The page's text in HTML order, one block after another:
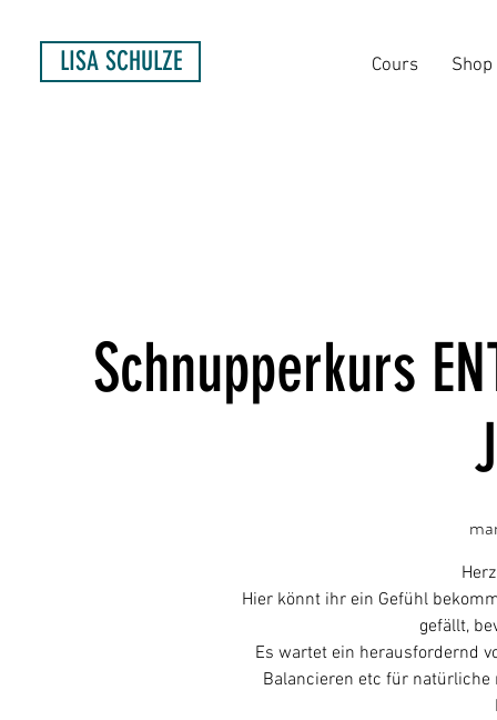
Cours Shop
LISA SCHULZE
Schnupperkurs
Hier könnt ihr ein Gefühl
gefällt,
Es wartet ein herausfordernd
Balancieren etc für